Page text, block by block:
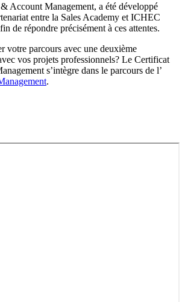
Account Management, a été développé
entre la Sales Academy et ICHEC
de répondre précisément à ces attentes.
votre parcours avec une deuxième
vos projets professionnels? Le Certificat
s’intègre dans le parcours de l’
.